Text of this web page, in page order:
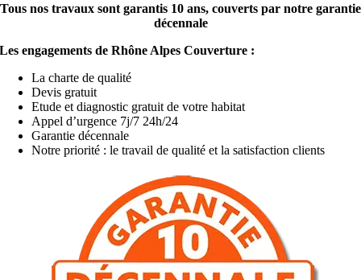
Tous nos travaux sont garantis 10 ans, couverts par notre garantie
décennale
Les engagements de Rhône Alpes Couverture :
La charte de qualité
Devis gratuit
Etude et diagnostic gratuit de votre habitat
Appel d’urgence 7j/7 24h/24
Garantie décennale
Notre priorité : le travail de qualité et la satisfaction clients